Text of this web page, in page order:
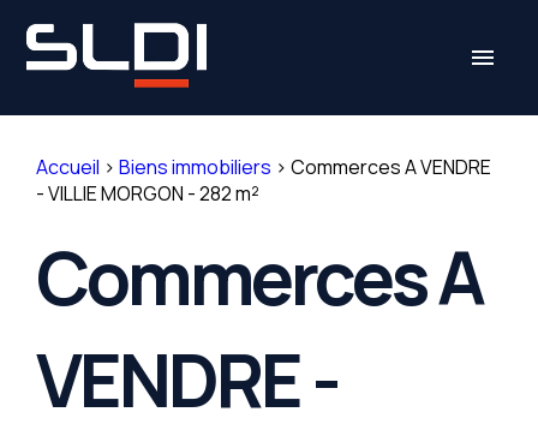
menu
Accueil > Biens immobiliers > Commerces A VENDRE
- VILLIE MORGON - 282 m²
Commerces A
VENDRE -